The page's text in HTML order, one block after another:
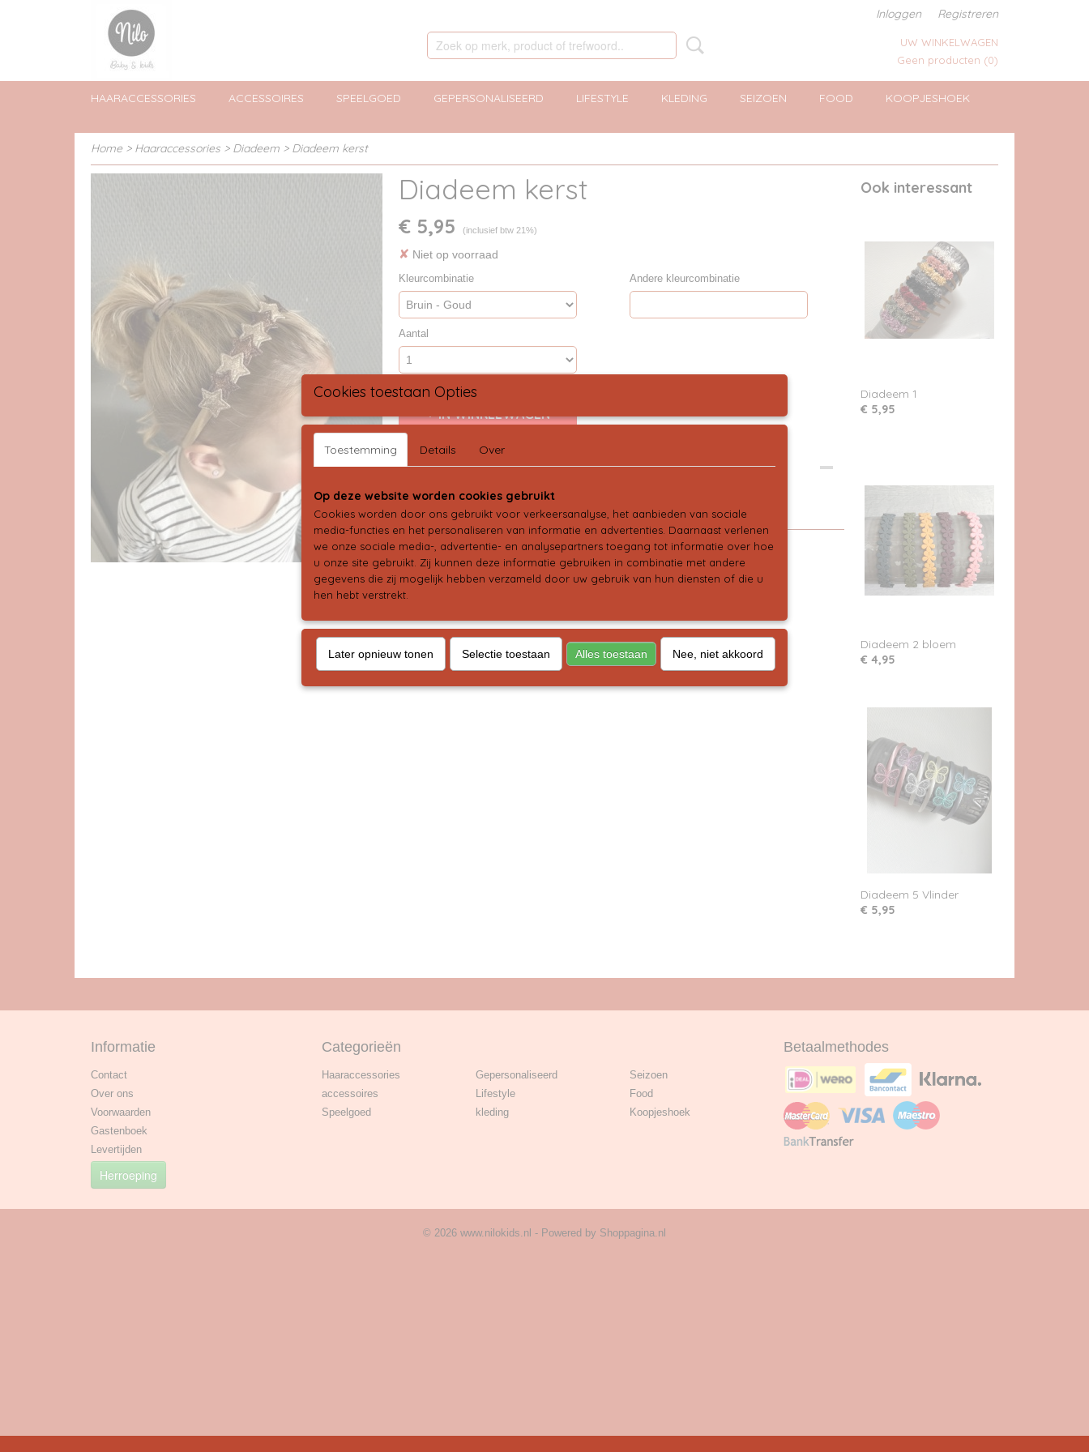
Inloggen Registreren
UW WINKELWAGEN
Geen producten (0)
HAARACCESSORIES ACCESSOIRES SPEELGOED GEPERSONALISEERD LIFESTYLE KLEDING SEIZOEN FOOD KOOPJESHOEK
Home> Haaraccessories > Diadeem > Diadeem kerst
Diadeem kerst
€ 5,95 (inclusief btw 21%)
✘ Niet op voorraad
Kleurcombinatie Andere kleurcombinatie
Aantal
IN WINKELWAGEN
Omschrijving
Deze leuke diadeem met sterretjes maakt jou kerstoutfit helemaal af.
Maar voor dagelijks gebruik is hij ook geweldig en goed te combineren.
Ook interessant
Diadeem 1
€ 5,95
Diadeem 2 bloem
€ 4,95
Diadeem 5 Vlinder
€ 5,95
Informatie
Contact
Over ons
Voorwaarden
Gastenboek
Levertijden
Herroeping
Categorieën
Haaraccessories
accessoires
Speelgoed
Gepersonaliseerd
Lifestyle
kleding
Seizoen
Food
Koopjeshoek
Betaalmethodes
© 2026 www.nilokids.nl - Powered by Shoppagina.nl
Cookies toestaan Opties
Toestemming Details Over
Op deze website worden cookies gebruikt
Cookies worden door ons gebruikt voor verkeersanalyse, het aanbieden van sociale
media-functies en het personaliseren van informatie en advertenties. Daarnaast verlenen
we onze sociale media-, advertentie- en analysepartners toegang tot informatie over hoe
u onze site gebruikt. Zij kunnen deze informatie gebruiken in combinatie met andere
gegevens die zij mogelijk hebben verzameld door uw gebruik van hun diensten of die u
hen hebt verstrekt.
Later opnieuw tonen Selectie toestaan Alles toestaan Nee, niet akkoord